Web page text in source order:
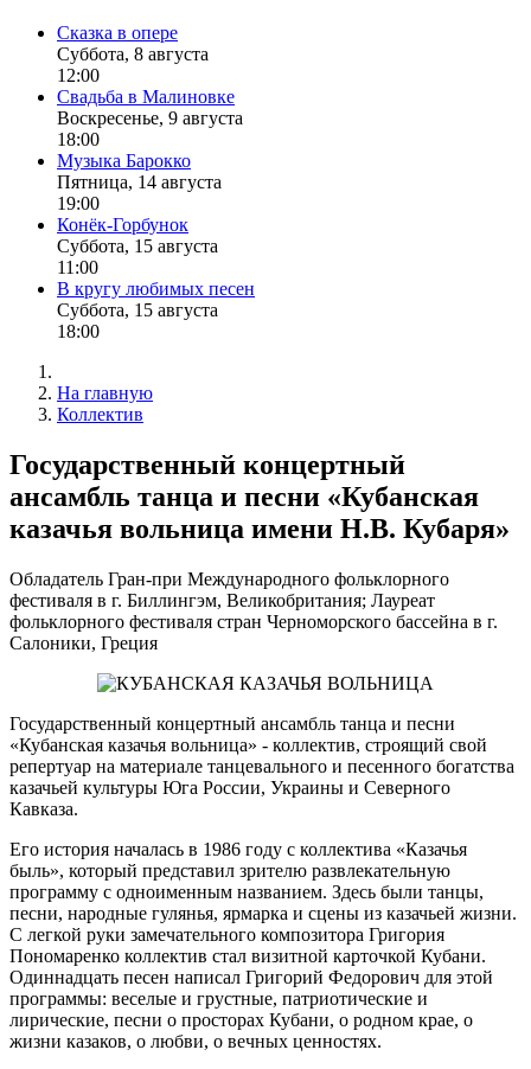
Сказка в опере
Суббота, 8 августа
12:00
Свадьба в Малиновке
Воскресенье, 9 августа
18:00
Музыка Барокко
Пятница, 14 августа
19:00
Конёк-Горбунок
Суббота, 15 августа
11:00
В кругу любимых песен
Суббота, 15 августа
18:00
На главную
Коллектив
Государственный концертный
ансамбль танца и песни «Кубанская
казачья вольница имени Н.В. Кубаря»
Обладатель Гран-при Международного фольклорного
фестиваля в г. Биллингэм, Великобритания; Лауреат
фольклорного фестиваля стран Черноморского бассейна в г.
Салоники, Греция
Государственный концертный ансамбль танца и песни
«Кубанская казачья вольница» - коллектив, строящий свой
репертуар на материале танцевального и песенного богатства
казачьей культуры Юга России, Украины и Северного
Кавказа.
Его история началась в 1986 году с коллектива «Казачья
быль», который представил зрителю развлекательную
программу с одноименным названием. Здесь были танцы,
песни, народные гулянья, ярмарка и сцены из казачьей жизни.
С легкой руки замечательного композитора Григория
Пономаренко коллектив стал визитной карточкой Кубани.
Одиннадцать песен написал Григорий Федорович для этой
программы: веселые и грустные, патриотические и
лирические, песни о просторах Кубани, о родном крае, о
жизни казаков, о любви, о вечных ценностях.